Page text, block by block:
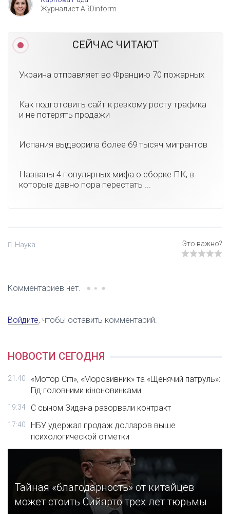
Журналист ARDinform
СЕЙЧАС ЧИТАЮТ
Украина отправляет во Францию 70 пожарных
Как подготовить сайт к резкому росту трафика
и не потерять продажи
Испания выдворила более 69 тысяч мигрантов
Названы 4 популярных мифа о сборке ПК, в
которые давно пора перестать ...
Наука
Комментариев нет.
Войдите, чтобы оставить комментарий.
НОВОСТИ СЕГОДНЯ
21:40
«Мотор Сіті», «Морозивник» та «Щенячий патруль»:
Гід головними кіноновинками
19:34 С сыном Зидана разорвали контракт
17:40
НБУ удержал продаж долларов выше
психологической отметки
Тайная «благодарность» от китайцев
может стоить Сийярто трех лет тюрьмы